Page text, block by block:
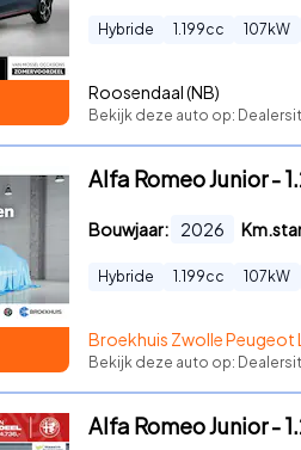
Hybride 1.199cc 107 kW
Roosendaal (NB)
Bekijk deze auto op:
Alfa Romeo Junior -
Bouwjaar: 2026
Hybride 1.199cc 107 kW
Broekhuis Zwolle Peugeot
Bekijk deze auto op:
Alfa Romeo Junior -